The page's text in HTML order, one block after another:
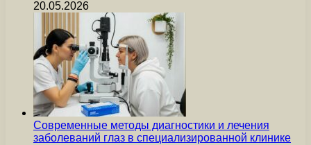
20.05.2026
Современные методы диагностики и лечения
заболеваний глаз в специализированной клинике